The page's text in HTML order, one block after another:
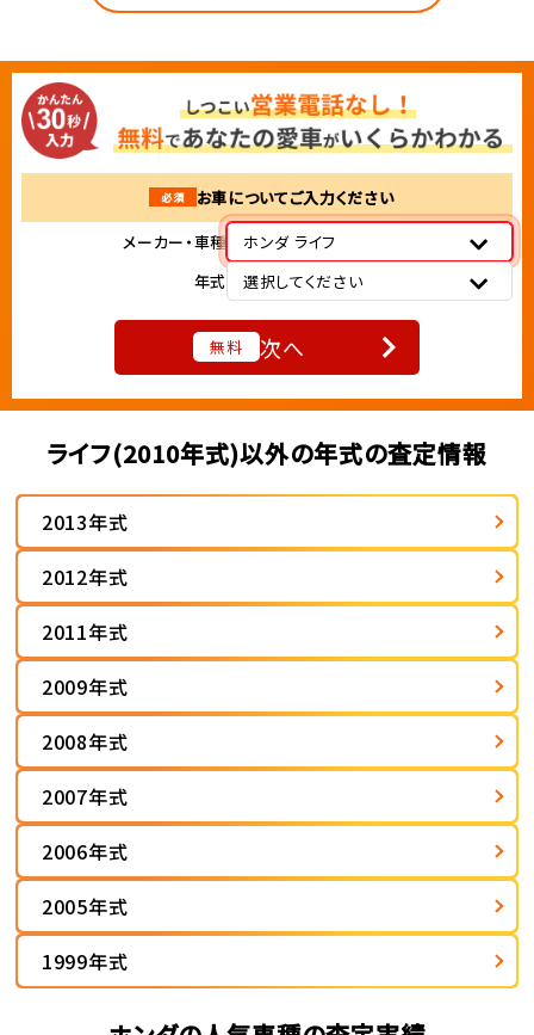
必須
お車についてご入力ください
メーカー・車種
ホンダ ライフ
年式
選択してください
無料 次へ
ライフ(2010年式)以外の年式の査定情報
2013年式
2012年式
2011年式
2009年式
2008年式
2007年式
2006年式
2005年式
1999年式